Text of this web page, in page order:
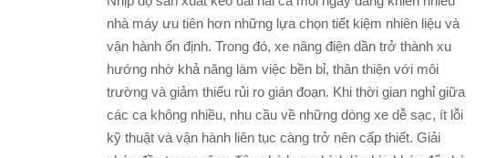
nhà máy ưu tiên hơn những lựa chọn tiết kiệm nhiên liệu và
vận hành ổn định. Trong đó, xe nâng điện dần trở thành xu
hướng nhờ khả năng làm việc bền bỉ, thân thiện với môi
trường và giảm thiểu rủi ro gián đoạn. Khi thời gian nghỉ giữa
các ca không nhiều, nhu cầu về những dòng xe dễ sạc, ít lỗi
kỹ thuật và vận hành liên tục càng trở nên cấp thiết. Giải